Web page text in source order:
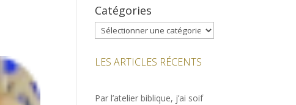
Catégories
Catégories
LES ARTICLES RÉCENTS
Par l’atelier biblique, j’ai soif